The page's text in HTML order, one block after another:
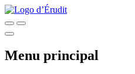
Menu principal